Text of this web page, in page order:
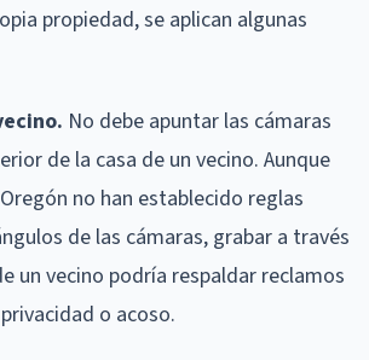
propiedad, se aplican algunas
No debe apuntar las cámaras
de la casa de un vecino. Aunque
no han establecido reglas
de las cámaras, grabar a través
un vecino podría respaldar reclamos
o acoso.